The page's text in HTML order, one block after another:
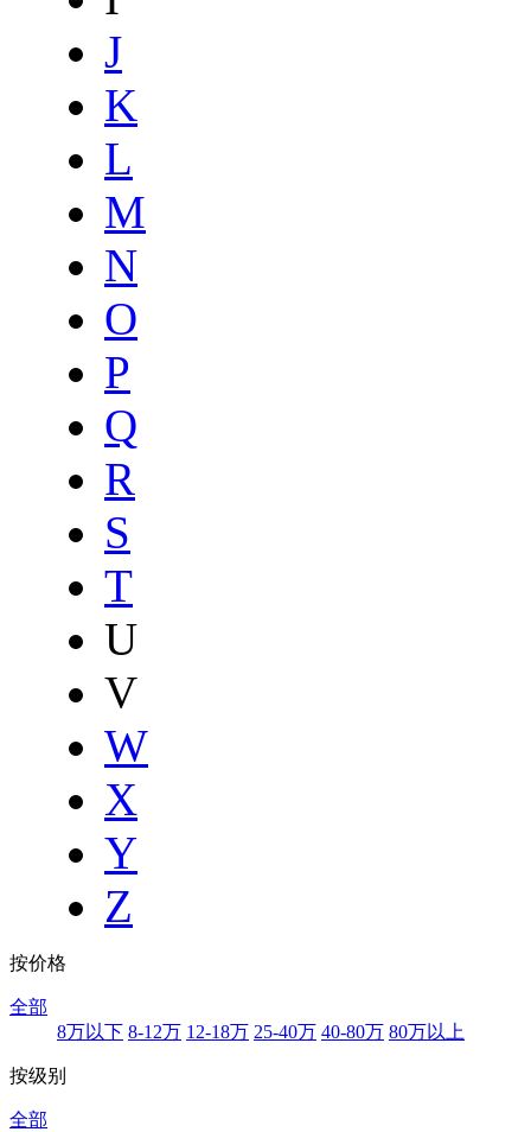
J
K
L
M
N
O
P
Q
R
S
T
U
V
W
X
Y
Z
按价格
全部
8万以下 8-12万 12-18万 25-40万 40-80万 80万以上
按级别
全部